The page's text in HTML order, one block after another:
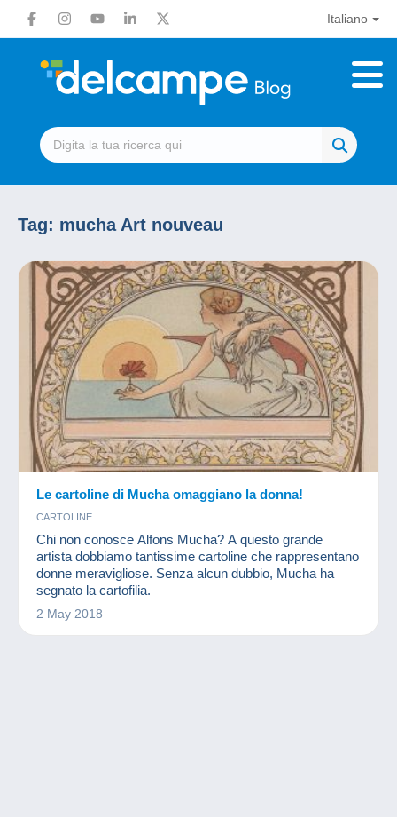
Italiano
Tag: mucha Art nouveau
Le cartoline di Mucha omaggiano la donna!
CARTOLINE
Chi non conosce Alfons Mucha? A questo grande
artista dobbiamo tantissime cartoline che rappresentano
donne meravigliose. Senza alcun dubbio, Mucha ha
segnato la cartofilia.
2 May 2018